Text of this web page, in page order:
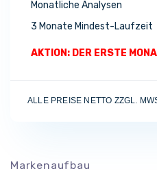
Monatliche Analysen
3 Monate Mindest-Laufzeit
AKTION: DER ERSTE
ALLE PREISE NETTO ZZGL.
Markenaufbau